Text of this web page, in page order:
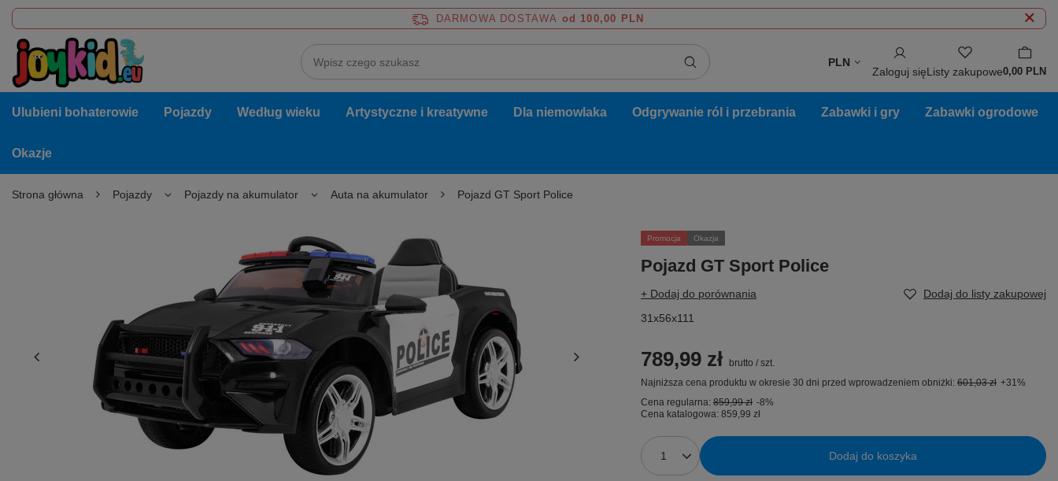
DARMOWA DOSTAWA od 100,00 PLN
PLN
Zaloguj sięListy zakupowe0,00 PLN
Ulubieni bohaterowie Pojazdy Według wieku Artystyczne i kreatywne Dla niemowlaka Odgrywanie ról i przebrania Zabawki i gry Zabawki ogrodowe
Okazje
Strona główna Pojazdy Pojazdy na akumulator Auta na akumulator Pojazd GT Sport Police
Promocja Okazja
Pojazd GT Sport Police
+ Dodaj do porównania
Dodaj do listy zakupowej
31x56x111
789,99 zł brutto / szt.
Najniższa cena produktu w okresie 30 dni przed wprowadzeniem obniżki: 601,03 zł +31%
Cena regularna: 859,99 zł -8%
Cena katalogowa: 859,99 zł
Dodaj do koszyka